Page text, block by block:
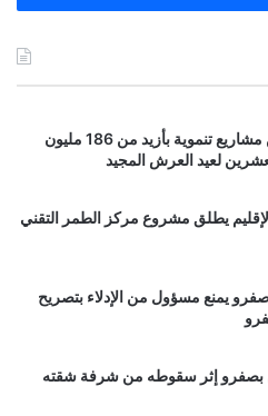
عامل إقليم صفرو يطلق ويدشن مشاريع تنموية بأزيد من 186 مليون
لعيد العرش المجيد
يطلق مشروع مركز الطمر التقني
يمنع مسؤول من الإدلاء بتصريح
بصفرو إثر سقوطه من شرفة شقته